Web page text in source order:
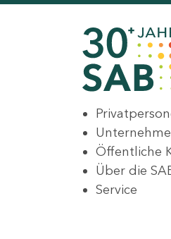
Öffentliche
Über die
Service